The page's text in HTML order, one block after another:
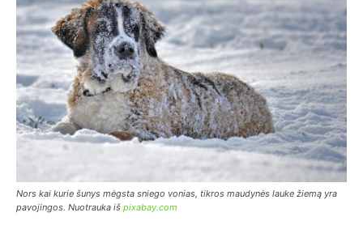
Nors kai kurie šunys mėgsta sniego vonias, tikros maudynės lauke žiemą yra
pavojingos. Nuotrauka iš pixabay.com